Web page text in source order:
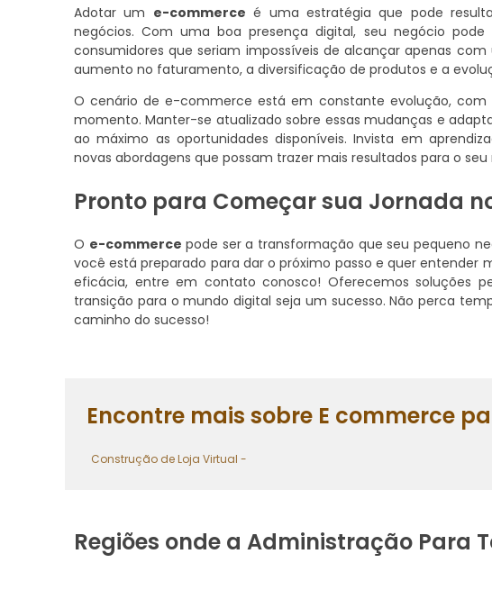
Adotar um e-commerce é uma estratégia que pode
negócios. Com uma boa presença digital, seu negócio
consumidores que seriam impossíveis de alcançar apenas
aumento no faturamento, a diversificação de produtos e a
O cenário de e-commerce está em constante evolução, com
momento. Manter-se atualizado sobre essas mudanças e
ao máximo as oportunidades disponíveis. Invista em
novas abordagens que possam trazer mais resultados para o seu
Pronto para Começar sua Jornada
O e-commerce pode ser a transformação que seu pequeno
você está preparado para dar o próximo passo e quer entender
eficácia, entre em contato conosco! Oferecemos soluções
transição para o mundo digital seja um sucesso. Não perca
caminho do sucesso!
Encontre mais sobre E commerce
Construção de Loja Virtual -
Regiões onde a Administração Para